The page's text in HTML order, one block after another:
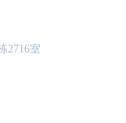
2716室